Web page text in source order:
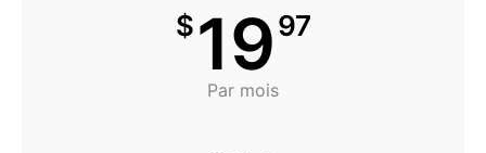
$1997
Par mois